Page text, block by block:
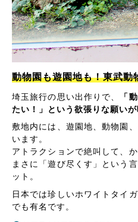
動物園も遊園地も！東武動
埼玉旅行の思い出作りで、
「
たい！」という欲張りな願い
敷地内には、遊園地、動物園
います。
アトラクションで絶叫して、
まさに「遊び尽くす」という
ット。
日本では珍しいホワイトタイ
でも有名です。